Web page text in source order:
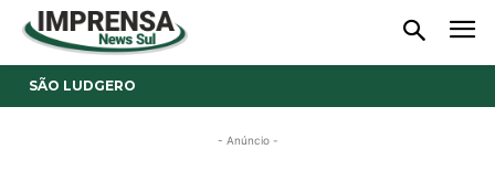
SÃO LUDGERO
- Anúncio -